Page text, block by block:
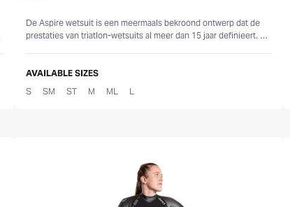
De Aspire wetsuit is een meermaals bekroond ontwerp dat de
prestaties van triatlon-wetsuits al meer dan 15 jaar definieert. De
AVAILABLE SIZES
S
SM ST M ML L